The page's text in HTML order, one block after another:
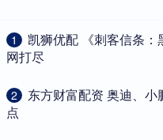
1
凯狮优配 《刺客信条
网打尽
2
东方财富配资 奥迪、
点